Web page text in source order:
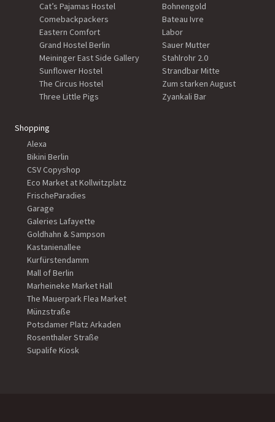
Cat’s Pajamas Hostel
Comebackpackers
Eastern Comfort
Grand Hostel Berlin
Meininger East Side Gallery
Sunflower Hostel
The Circus Hostel
Three Little Pigs
Bohnengold
Bateau Ivre
Labor
Sauer Mutter
Stahlrohr 2.0
Strandbar Mitte
Zum starken August
Zyankali Bar
Shopping
Alexa
Bikini Berlin
CSV Copyshop
Eco Market at Kollwitzplatz
FrischeParadies
Garage
Galeries Lafayette
Goldhahn & Sampson
Kastanienallee
Kurfürstendamm
Mall of Berlin
Marheineke Market Hall
The Mauerpark Flea Market
Münzstraße
Potsdamer Platz Arkaden
Rosenthaler Straße
Supalife Kiosk